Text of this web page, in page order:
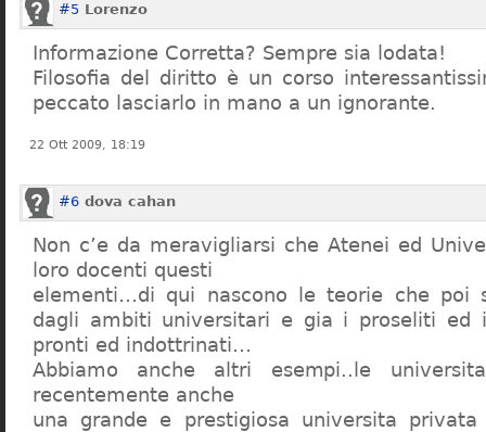
#5 Lorenzo
Informazione Corretta? Sempre sia lodata!
Filosofia del diritto è un corso
peccato lasciarlo in mano a un ignorante.
22 Ott 2009, 18:19
#6 dova cahan
Non c’e da meravigliarsi che Atenei ed
loro docenti questi
elementi…di qui nascono le teorie che poi
dagli ambiti universitari e gia i proseliti ed
pronti ed indottrinati…
Abbiamo anche altri esempi..le
recentemente anche
una grande e prestigiosa universita